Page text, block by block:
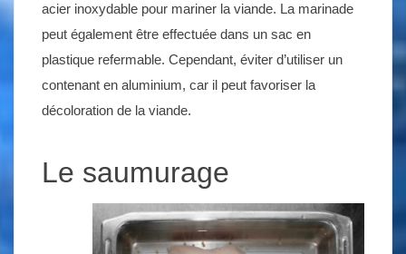
acier inoxydable pour mariner la viande. La marinade
peut également être effectuée dans un sac en
plastique refermable. Cependant, éviter d’utiliser un
contenant en aluminium, car il peut favoriser la
décoloration de la viande.
Le saumurage